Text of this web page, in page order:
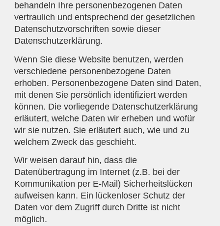
behandeln Ihre personenbezogenen Daten
vertraulich und entsprechend der gesetzlichen
Datenschutzvorschriften sowie dieser
Datenschutzerklärung.
Wenn Sie diese Website benutzen, werden
verschiedene personenbezogene Daten
erhoben. Personenbezogene Daten sind Daten,
mit denen Sie persönlich identifiziert werden
können. Die vorliegende Datenschutzerklärung
erläutert, welche Daten wir erheben und wofür
wir sie nutzen. Sie erläutert auch, wie und zu
welchem Zweck das geschieht.
Wir weisen darauf hin, dass die
Datenübertragung im Internet (z.B. bei der
Kommunikation per E-Mail) Sicherheitslücken
aufweisen kann. Ein lückenloser Schutz der
Daten vor dem Zugriff durch Dritte ist nicht
möglich.